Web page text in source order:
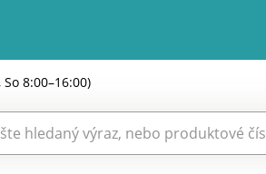
So 8:00–16:00)